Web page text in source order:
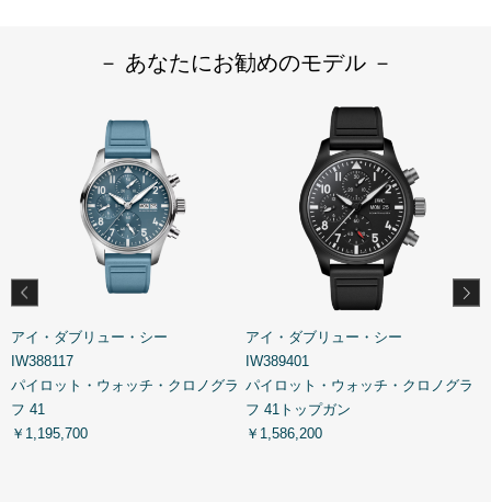
－ あなたにお勧めのモデル －
アイ・ダブリュー・シー
IW388117
パイロット・ウォッチ・クロノグラ
フ 41
￥1,195,700
アイ・ダブリュー・シー
IW389401
パイロット・ウォッチ・クロノグラ
フ 41トップガン
￥1,586,200